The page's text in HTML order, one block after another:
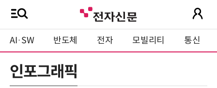
AI·SW 반도체 전자 모빌리티 통신
인포그래픽